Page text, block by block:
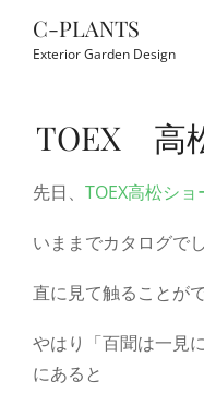
C-PLANTS
Exterior Garden Design
OverlayTOEX 高
先日、 TOEX高松シ
いままでカタログで
直に見て触ることが
やはり「百聞は一見
にあると